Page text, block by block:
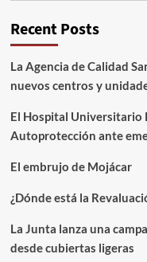
Recent Posts
La Agencia de Calidad
nuevos centros y
El Hospital Universitario
Autoprotección ante
El embrujo de Mojácar
¿Dónde está la
La Junta lanza una
desde cubiertas ligeras